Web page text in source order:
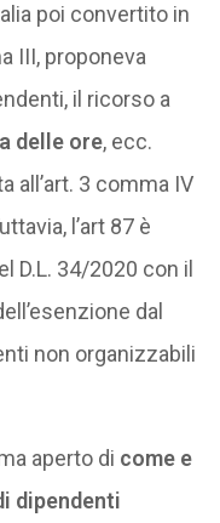
poi convertito in
III, proponeva
il ricorso a
delle ore, ecc.
all’art. 3 comma IV
l’art 87 è
D.L. 34/2020 con il
dal
non organizzabili
aperto di come e
dipendenti